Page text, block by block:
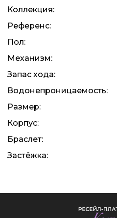
Коллекция:
Референс:
Пол:
Механизм:
Запас хода:
Водонепроницаемость:
Размер:
Корпус:
Браслет:
Застёжка: